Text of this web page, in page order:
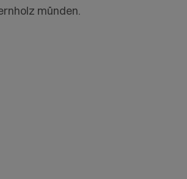
münden.